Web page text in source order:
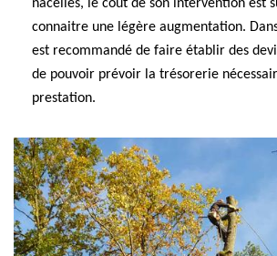
nacelles, le coût de son intervention est
connaitre une légère augmentation.
est recommandé de faire établir des
de pouvoir prévoir la trésorerie
prestation.